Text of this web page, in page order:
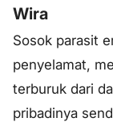
Wira
Sosok parasit
penyelamat,
terburuk dari
pribadinya